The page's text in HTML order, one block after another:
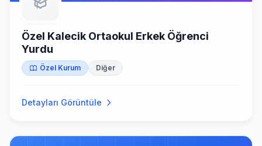
Özel Kalecik Ortaokul Erkek Öğrenci
Yurdu
Özel Kurum Diğer
Detayları Görüntüle